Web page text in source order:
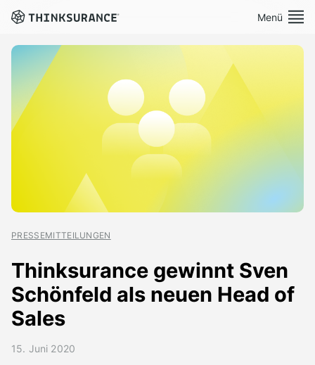
Menü
Demo vereinbaren
Plattform
Über Uns
Presse
PRESSEMITTEILUNGEN
Thinksurance gewinnt Sven
Schönfeld als neuen Head of
Sales
15. Juni 2020